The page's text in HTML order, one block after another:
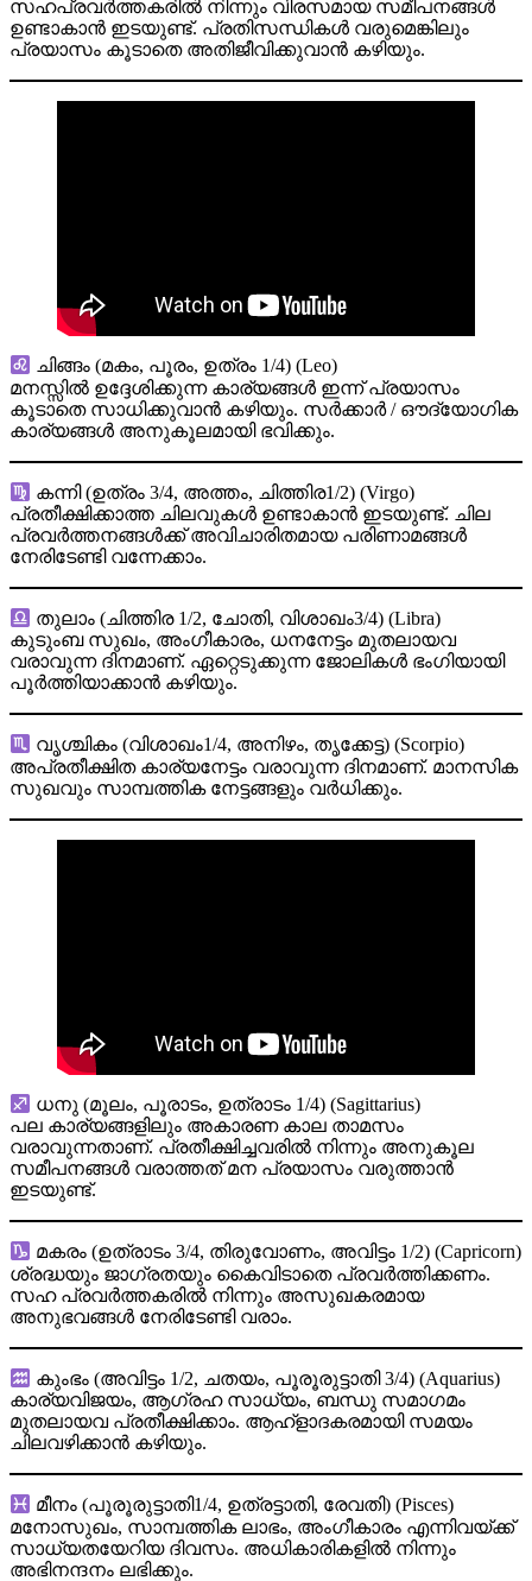
സഹപ്രവര്‍ത്തകരില്‍ നിന്നും വിരസമായ സമീപനങ്ങള്‍
ഉണ്ടാകാന്‍ ഇടയുണ്ട്. പ്രതിസന്ധികള്‍ വരുമെങ്കിലും
പ്രയാസം കൂടാതെ അതിജീവിക്കുവാന്‍ കഴിയും.
ചിങ്ങം (മകം, പൂരം, ഉത്രം 1/4) (Leo)
മനസ്സില്‍ ഉദ്ദേശിക്കുന്ന കാര്യങ്ങള്‍ ഇന്ന് പ്രയാസം
കൂടാതെ സാധിക്കുവാന്‍ കഴിയും. സര്‍ക്കാര്‍ / ഔദ്യോഗിക
കാര്യങ്ങള്‍ അനുകൂലമായി ഭവിക്കും.
കന്നി (ഉത്രം 3/4, അത്തം, ചിത്തിര1/2) (Virgo)
പ്രതീക്ഷിക്കാത്ത ചിലവുകള്‍ ഉണ്ടാകാന്‍ ഇടയുണ്ട്. ചില
പ്രവര്‍ത്തനങ്ങള്‍ക്ക് അവിചാരിതമായ പരിണാമങ്ങള്‍
നേരിടേണ്ടി വന്നേക്കാം.
തുലാം (ചിത്തിര 1/2, ചോതി, വിശാഖം3/4) (Libra)
കുടുംബ സുഖം, അംഗീകാരം, ധനനേട്ടം മുതലായവ
വരാവുന്ന ദിനമാണ്. ഏറ്റെടുക്കുന്ന ജോലികള്‍ ഭംഗിയായി
പൂര്‍ത്തിയാക്കാന്‍ കഴിയും.
വൃശ്ചികം (വിശാഖം1/4, അനിഴം, തൃക്കേട്ട) (Scorpio)
അപ്രതീക്ഷിത കാര്യനേട്ടം വരാവുന്ന ദിനമാണ്. മാനസിക
സുഖവും സാമ്പത്തിക നേട്ടങ്ങളും വര്‍ധിക്കും.
ധനു (മൂലം, പൂരാടം, ഉത്രാടം 1/4) (Sagittarius)
പല കാര്യങ്ങളിലും അകാരണ കാല താമസം
വരാവുന്നതാണ്. പ്രതീക്ഷിച്ചവരില്‍ നിന്നും അനുകൂല
സമീപനങ്ങള്‍ വരാത്തത് മന പ്രയാസം വരുത്താന്‍
ഇടയുണ്ട്.
മകരം (ഉത്രാടം 3/4, തിരുവോണം, അവിട്ടം 1/2) (Capricorn)
ശ്രദ്ധയും ജാഗ്രതയും കൈവിടാതെ പ്രവര്‍ത്തിക്കണം.
സഹ പ്രവര്‍ത്തകരില്‍ നിന്നും അസുഖകരമായ
അനുഭവങ്ങള്‍ നേരിടേണ്ടി വരാം.
കുംഭം (അവിട്ടം 1/2, ചതയം, പൂരൂരുട്ടാതി 3/4) (Aquarius)
കാര്യവിജയം, ആഗ്രഹ സാധ്യം, ബന്ധു സമാഗമം
മുതലായവ പ്രതീക്ഷിക്കാം. ആഹ്ളാദകരമായി സമയം
ചിലവഴിക്കാന്‍ കഴിയും.
മീനം (പൂരൂരുട്ടാതി1/4, ഉത്രട്ടാതി, രേവതി) (Pisces)
മനോസുഖം, സാമ്പത്തിക ലാഭം, അംഗീകാരം എന്നിവയ്ക്ക്
സാധ്യതയേറിയ ദിവസം. അധികാരികളില്‍ നിന്നും
അഭിനന്ദനം ലഭിക്കും.